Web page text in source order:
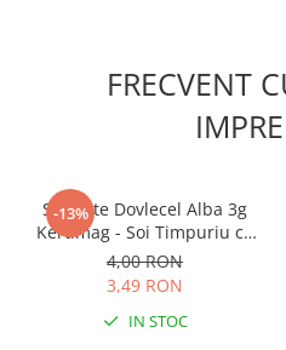
Furtun / banda / tub
Motofierastrau / Drujba
Plantator
Plasa de umbrire
Plase plante
Pompa de apa curata/murdara
FRECVENT
-13%
Seminte Dovlecel Alba 3g
Kertimag - Soi Timpuriu cu
Fructe Albe
4,00 RON
3,49 RON
IN STOC